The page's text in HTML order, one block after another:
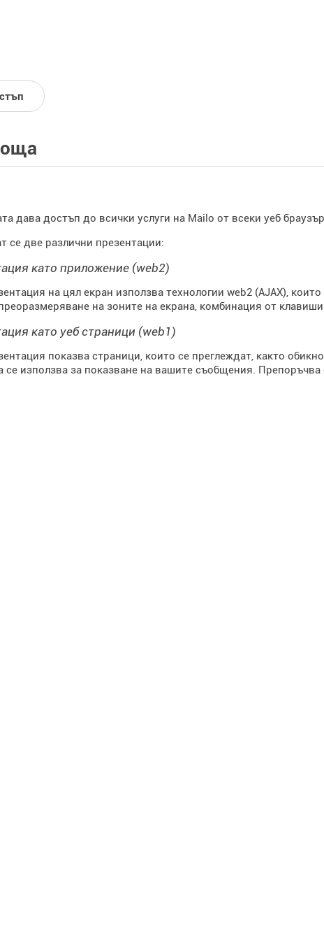
дава достъп до всички услуги на Mailo от всеки уеб
се две различни презентации:
като приложение (web2)
на цял екран използва технологии web2 (AJAX),
на зоните на екрана, комбинация от
като уеб страници (web1)
показва страници, които се преглеждат, както
се използва за показване на вашите съобщения.